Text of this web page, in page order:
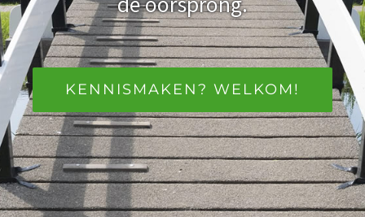
KENNISMAKEN? WELKOM!